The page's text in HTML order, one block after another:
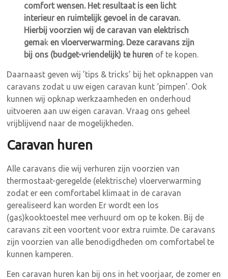
comfort wensen. Het resultaat is een licht
interieur en ruimtelijk gevoel in de caravan.
Hierbij voorzien wij de caravan van elektrisch
gemaken vloerverwarming. Deze caravans zijn
bij ons (budget-vriendelijk) te huren of te kopen.
Daarnaast geven wij ’tips & tricks’ bij het opknappen van
caravans zodat u uw eigen caravan kunt ‘pimpen’. Ook
kunnen wij opknap werkzaamheden en onderhoud
uitvoeren aan uw eigen caravan. Vraag ons geheel
vrijblijvend naar de mogelijkheden.
Caravan huren
Alle caravans die wij verhuren zijn voorzien van
thermostaat-geregelde (elektrische) vloerverwarming
zodat er een comfortabel klimaat in de caravan
gerealiseerd kan worden Er wordt een los
(gas)kooktoestel mee verhuurd om op te koken. Bij de
caravans zit een voortent voor extra ruimte. De caravans
zijn voorzien van alle benodigdheden om comfortabel te
kunnen kamperen.
Een caravan huren kan bij ons in het voorjaar, de zomer en